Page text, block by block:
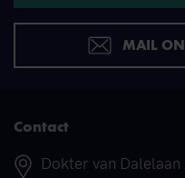
MAIL
Contact
Adres
Dokter van Dalelaan